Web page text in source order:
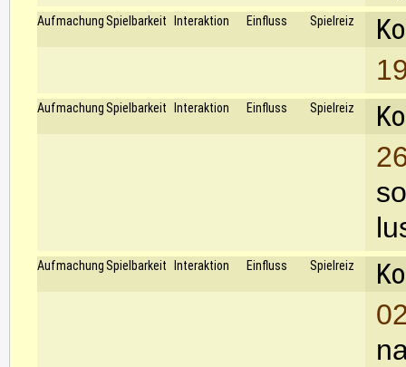
Aufmachung Spielbarkeit Interaktion Einfluss Spielreiz
Aufmachung Spielbarkeit Interaktion Einfluss Spielreiz
Aufmachung Spielbarkeit Interaktion Einfluss Spielreiz